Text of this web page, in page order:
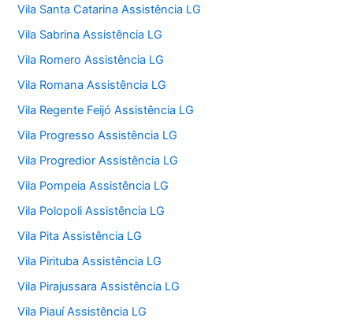
Vila Santa Catarina Assistência LG
Vila Sabrina Assistência LG
Vila Romero Assistência LG
Vila Romana Assistência LG
Vila Regente Feijó Assistência LG
Vila Progresso Assistência LG
Vila Progredior Assistência LG
Vila Pompeia Assistência LG
Vila Polopoli Assistência LG
Vila Pita Assistência LG
Vila Pirituba Assistência LG
Vila Pirajussara Assistência LG
Vila Piauí Assistência LG